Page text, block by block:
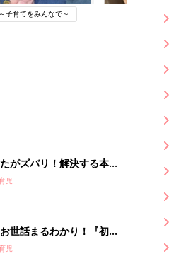
子育てをみんなで～
がズバリ！解決する本
ブ 秋号』 4カ月～2才
児
世話まるわかり！『初め
ラブ 夏号』〈巻頭大特
児